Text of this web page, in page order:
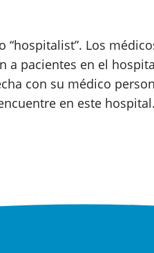
Los
pacientes en el
con su médico
en este hospital.